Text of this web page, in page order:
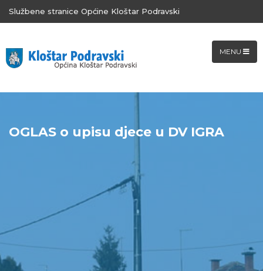
Službene stranice Općine Kloštar Podravski
MENU
OGLAS o upisu djece u DV IGRA